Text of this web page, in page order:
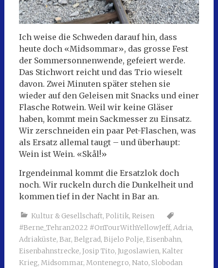
Ich weise die Schweden darauf hin, dass
heute doch «Midsommar», das grosse Fest
der Sommersonnenwende, gefeiert werde.
Das Stichwort reicht und das Trio wieselt
davon. Zwei Minuten später stehen sie
wieder auf den Geleisen mit Snacks und einer
Flasche Rotwein. Weil wir keine Gläser
haben, kommt mein Sackmesser zu Einsatz.
Wir zerschneiden ein paar Pet-Flaschen, was
als Ersatz allemal taugt – und überhaupt:
Wein ist Wein. «Skål!»
Irgendeinmal kommt die Ersatzlok doch
noch. Wir ruckeln durch die Dunkelheit und
kommen tief in der Nacht in Bar an.
Kultur & Gesellschaft, Politik, Reisen
#Berne_Tehran2022 #OnTourWithYellowJeff, Adria,
Adriaküste, Bar, Belgrad, Bijelo Polje, Eisenbahn,
Eisenbahnstrecke, Josip Tito, Jugoslawien, Kalter
Krieg, Midsommar, Montenegro, Nato, Slobodan